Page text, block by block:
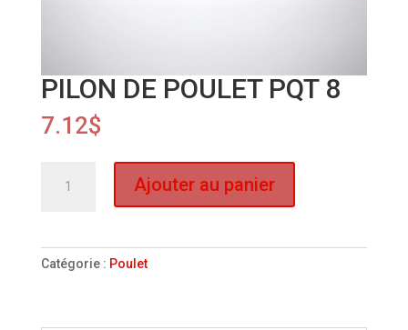
PILON DE POULET PQT 8
7.12$
POULET
Ajouter au panier
Catégorie : Poulet